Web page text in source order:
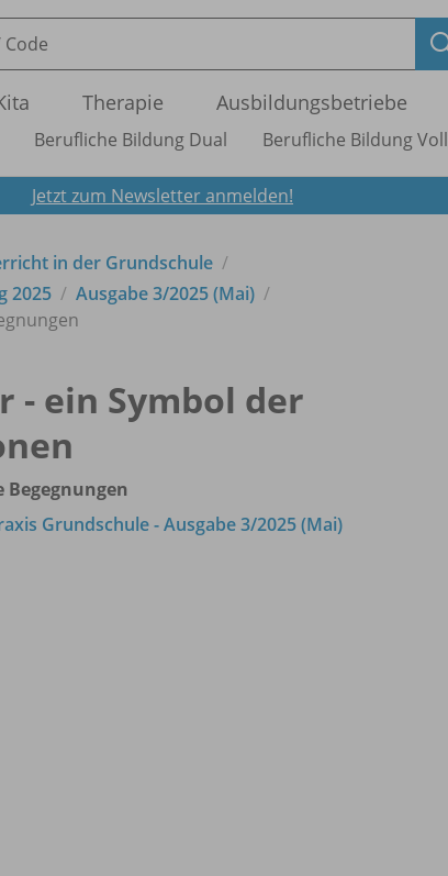
Therapie Ausbildungsbetriebe
Berufliche Bildung Dual Berufliche Bildung
Jetzt zum Newsletter anmelden!
in der Grundschule
2025
Ausgabe 3/2025 (Mai)
- ein Symbol der
Grundschule - Ausgabe 3/2025 (Mai)